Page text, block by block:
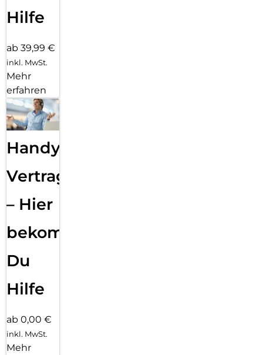
Hilfe
ab 39,99 €
inkl. MwSt.
Mehr
erfahren
Handy
Vertragsabwicklung
– Hier
bekommst
Du
Hilfe
ab 0,00 €
inkl. MwSt.
Mehr